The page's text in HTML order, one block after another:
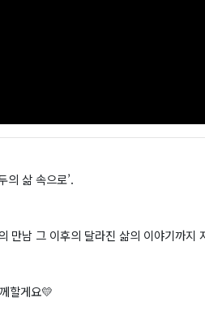
의 삶 속으로’.
만남 그 이후의 달라진 삶의 이야기까지
할게요💛